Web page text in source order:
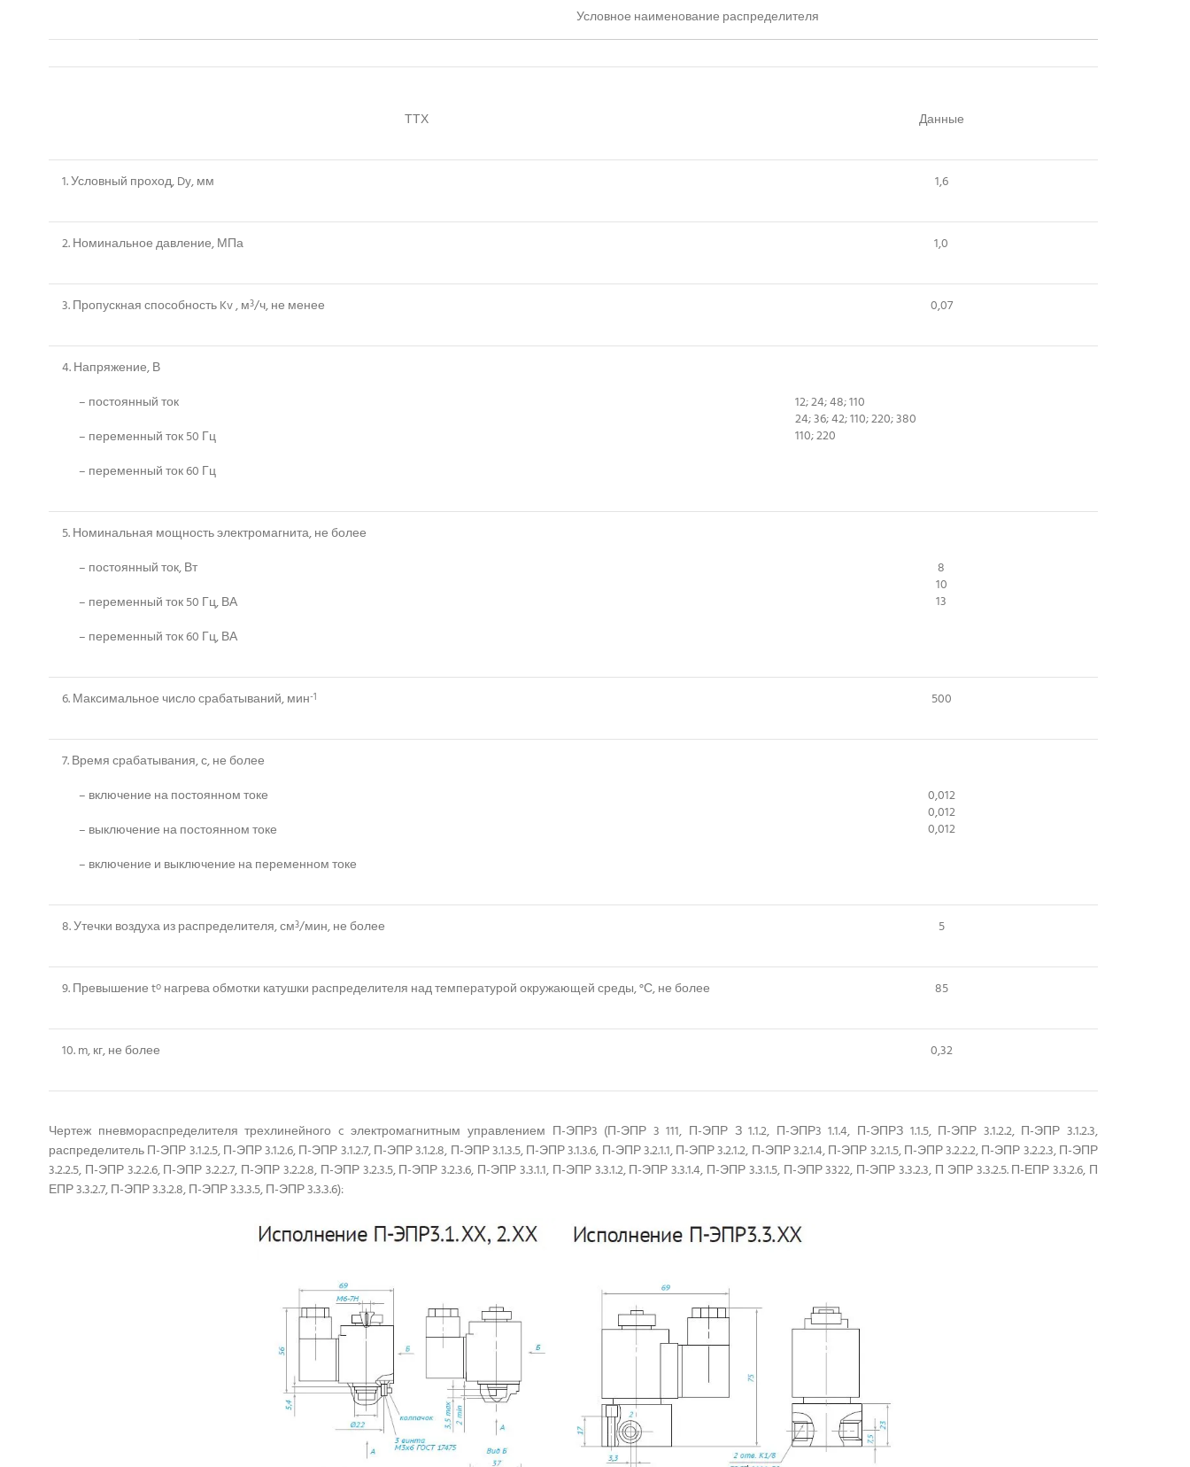
Условное наименование распределителя
ТТХ Данные
1. Условный проход, Dy, мм 1,6
2. Номинальное давление, МПа 1,0
3. Пропускная способность Kv , м3/ч, не менее 0,07
4. Напряжение, В
– постоянный ток
– переменный ток 50 Гц
– переменный ток 60 Гц
12; 24; 48; 110
24; 36; 42; 110; 220; 380
110; 220
5. Номинальная мощность электромагнита, не более
– постоянный ток, Вт
– переменный ток 50 Гц, ВА
– переменный ток 60 Гц, ВА
8
10
13
6. Максимальное число срабатываний, мин-1 500
7. Время срабатывания, с, не более
– включение на постоянном токе
– выключение на постоянном токе
– включение и выключение на переменном токе
0,012
0,012
0,012
8. Утечки воздуха из распределителя, см3/мин, не более 5
9. Превышение to нагрева обмотки катушки распределителя над температурой окружающей среды, °С, не более 85
10. m, кг, не более 0,32
Чертеж пневмораспределителя трехлинейного c электромагнитным управлением П-ЭПР3 (П-ЭПР 3 111, П-ЭПР З 1.1.2, П-ЭПР3 1.1.4, П-ЭПРЗ 1.1.5, П-ЭПР 3.1.2.2, П-ЭПР 3.1.2.3,
распределитель П-ЭПР 3.1.2.5, П-ЭПР 3.1.2.6, П-ЭПР 3.1.2.7, П-ЭПР 3.1.2.8, П-ЭПР 3.1.3.5, П-ЭПР 3.1.3.6, П-ЭПР 3.2.1.1, П-ЭПР 3.2.1.2, П-ЭПР 3.2.1.4, П-ЭПР 3.2.1.5, П-ЭПР 3.2.2.2, П-ЭПР 3.2.2.3, П-ЭПР
3.2.2.5, П-ЭПР 3.2.2.6, П-ЭПР 3.2.2.7, П-ЭПР 3.2.2.8, П-ЭПР 3.2.3.5, П-ЭПР 3.2.3.6, П-ЭПР 3.3.1.1, П-ЭПР 3.3.1.2, П-ЭПР 3.3.1.4, П-ЭПР 3.3.1.5, П-ЭПР 3322, П-ЭПР 3.3.2.3, П ЭПР 3.3.2.5. П-ЕПР 3.3.2.6, П
ЕПР 3.3.2.7, П-ЭПР 3.3.2.8, П-ЭПР 3.3.3.5, П-ЭПР 3.3.3.6):